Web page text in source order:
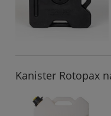
Kanister Rotopax